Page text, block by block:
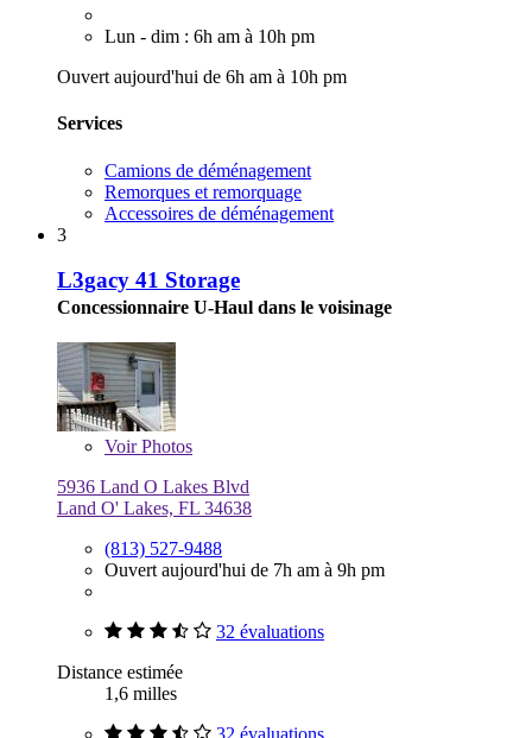
Lun - dim : 6h am à 10h pm
Ouvert aujourd'hui de 6h am à 10h pm
Services
Camions de déménagement
Remorques et remorquage
Accessoires de déménagement
3
L3gacy 41 Storage
Concessionnaire U-Haul dans le voisinage
VoirPhotos
5936 Land O Lakes Blvd
Land O' Lakes, FL 34638
(813) 527-9488
Ouvert aujourd'hui de 7h am à 9h pm
32 évaluations
Distance estimée
1,6 milles
32 évaluations